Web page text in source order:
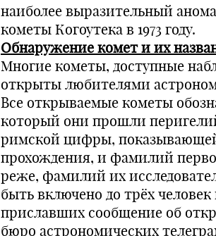
наиболее выразительный
кометы Когоутека в 1973 году.
Обнаружение комет и их
Многие кометы, доступные
открыты любителями
Все открываемые кометы
который они прошли
римской цифры,
прохождения, и фамилий
реже, фамилий их
быть включено до трёх
приславших сообщение об
бюро астрономических